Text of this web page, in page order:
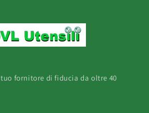
fornitore di fiducia da oltre 40